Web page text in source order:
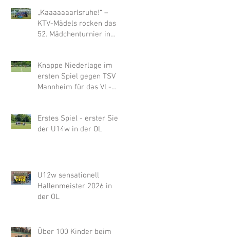
„Kaaaaaaarlsruhe!“ –
KTV-Mädels rocken das
52. Mädchenturnier in
Knappe Niederlage im
ersten Spiel gegen TSV
Mannheim für das VL-
Merzhausen
Erstes Spiel - erster Sieg
der U14w in der OL
U12w sensationell
Hallenmeister 2026 in
der OL
Über 100 Kinder beim